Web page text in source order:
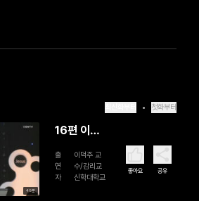
첫화부터
49분
16편 이름
백 데나리
온 빚진 자
출
연
자
이덕주 교
수/감리교
신학대학교
좋아요 공유